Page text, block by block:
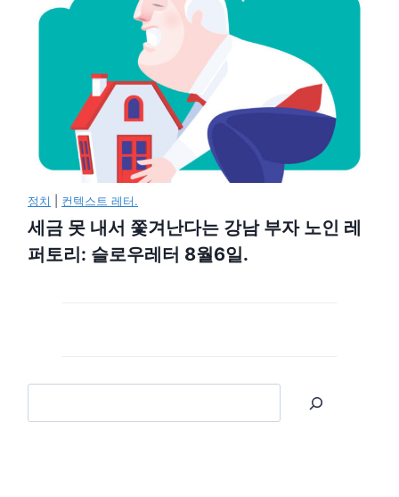
정치 컨텍스트 레터.
세금 못 내서 쫓겨난다는 강남 부자 노인 레
퍼토리: 슬로우레터 8월6일.